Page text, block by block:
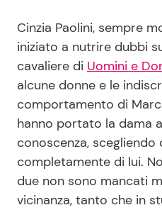
Cinzia Paolini, sempre
iniziato a nutrire dubbi
cavaliere di Uomini e
alcune donne e le
comportamento di
hanno portato la dama
conoscenza, scegliendo
completamente di lui.
due non sono mancati
vicinanza, tanto che in